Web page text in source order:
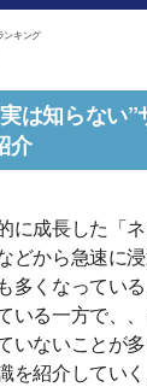
ンキング
実は知らな
介
に成長した「
どから急速に
多くなってい
いる一方で、
いないことが
紹介していく